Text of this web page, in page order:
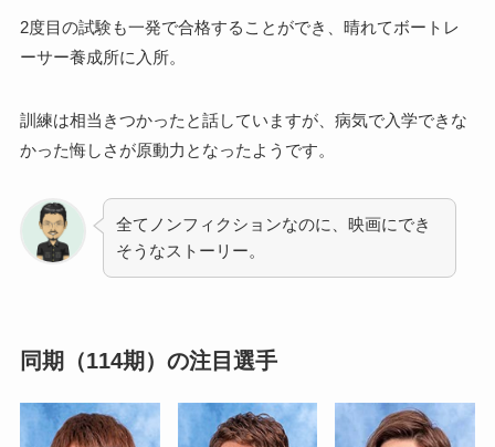
2度目の試験も一発で合格することができ、晴れてボートレ
ーサー養成所に入所。
訓練は相当きつかったと話していますが、病気で入学できな
かった悔しさが原動力となったようです。
全てノンフィクションなのに、映画にでき
そうなストーリー。
同期（114期）の注目選手